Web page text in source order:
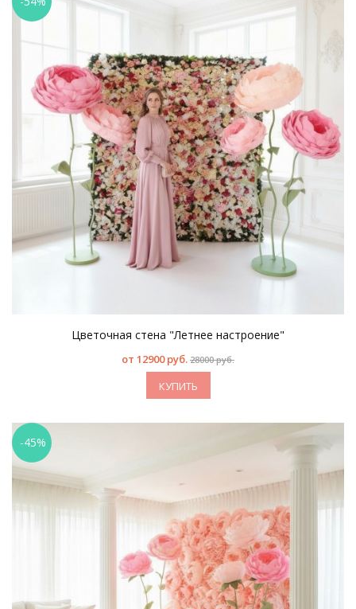
Цветочная стена "Летнее настроение"
от 12900 руб. 28000 руб.
КУПИТЬ
-45%